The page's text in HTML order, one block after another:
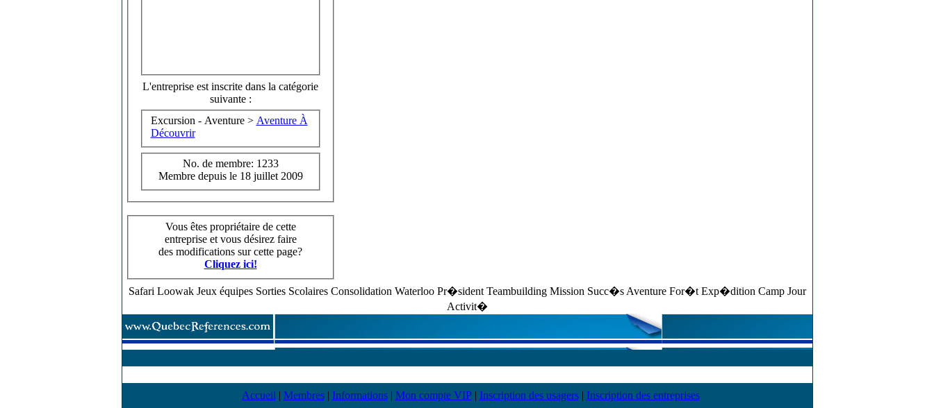
L'entreprise est inscrite dans la catégorie
suivante :
Excursion - Aventure > Aventure À
Découvrir
No. de membre: 1233
Membre depuis le 18 juillet 2009
Vous êtes propriétaire de cette
entreprise et vous désirez faire
des modifications sur cette page?
Cliquez ici!
Safari Loowak Jeux équipes Sorties Scolaires Consolidation Waterloo Pr�sident Teambuilding Mission Succ�s Aventure For�t Exp�dition Camp Jour
Activit�
Accueil | Membres| Informations| Mon compte VIP| Inscription des usagers| Inscription des entreprises